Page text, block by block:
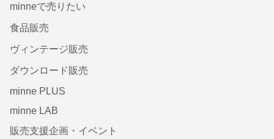
minneで売りたい
食品販売
ヴィンテージ販売
ダウンロード販売
minne PLUS
minne LAB
販売支援企画・イベント